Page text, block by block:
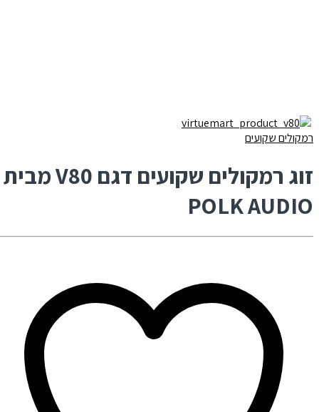
רמקולים שקועים
זוג רמקולים שקועים דגם V80 מבית
POLK AUDIO